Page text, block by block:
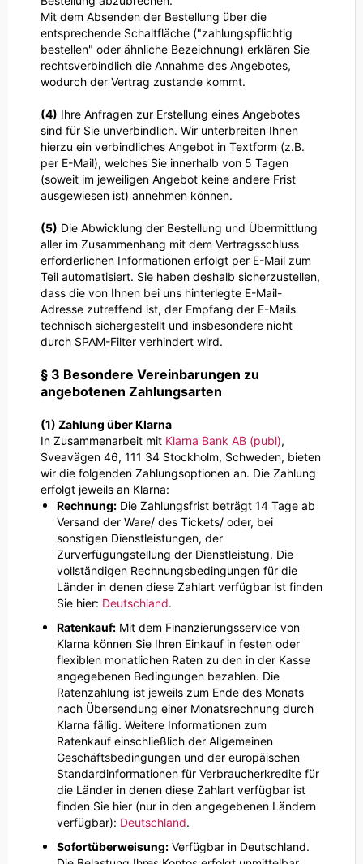
Mit dem Absenden der Bestellung über die
entsprechende Schaltfläche ("zahlungspflichtig
bestellen" oder ähnliche Bezeichnung) erklären Sie
rechtsverbindlich die Annahme des Angebotes,
wodurch der Vertrag zustande kommt.
(4) Ihre Anfragen zur Erstellung eines Angebotes
sind für Sie unverbindlich. Wir unterbreiten Ihnen
hierzu ein verbindliches Angebot in Textform (z.B.
per E-Mail), welches Sie innerhalb von 5 Tagen
(soweit im jeweiligen Angebot keine andere Frist
ausgewiesen ist) annehmen können.
(5) Die Abwicklung der Bestellung und Übermittlung
aller im Zusammenhang mit dem Vertragsschluss
erforderlichen Informationen erfolgt per E-Mail zum
Teil automatisiert. Sie haben deshalb sicherzustellen,
dass die von Ihnen bei uns hinterlegte E-Mail-
Adresse zutreffend ist, der Empfang der E-Mails
technisch sichergestellt und insbesondere nicht
durch SPAM-Filter verhindert wird.
§ 3 Besondere Vereinbarungen zu
angebotenen Zahlungsarten
(1) Zahlung über Klarna
In Zusammenarbeit mit Klarna Bank AB (publ),
Sveavägen 46, 111 34 Stockholm, Schweden, bieten
wir die folgenden Zahlungsoptionen an. Die Zahlung
erfolgt jeweils an Klarna:
Rechnung: Die Zahlungsfrist beträgt 14 Tage ab
Versand der Ware/ des Tickets/ oder, bei
sonstigen Dienstleistungen, der
Zurverfügungstellung der Dienstleistung. Die
vollständigen Rechnungsbedingungen für die
Länder in denen diese Zahlart verfügbar ist finden
Sie hier: Deutschland.
Ratenkauf: Mit dem Finanzierungsservice von
Klarna können Sie Ihren Einkauf in festen oder
flexiblen monatlichen Raten zu den in der Kasse
angegebenen Bedingungen bezahlen. Die
Ratenzahlung ist jeweils zum Ende des Monats
nach Übersendung einer Monatsrechnung durch
Klarna fällig. Weitere Informationen zum
Ratenkauf einschließlich der Allgemeinen
Geschäftsbedingungen und der europäischen
Standardinformationen für Verbraucherkredite für
die Länder in denen diese Zahlart verfügbar ist
finden Sie hier (nur in den angegebenen Ländern
verfügbar): Deutschland.
Sofortüberweisung: Verfügbar in Deutschland.